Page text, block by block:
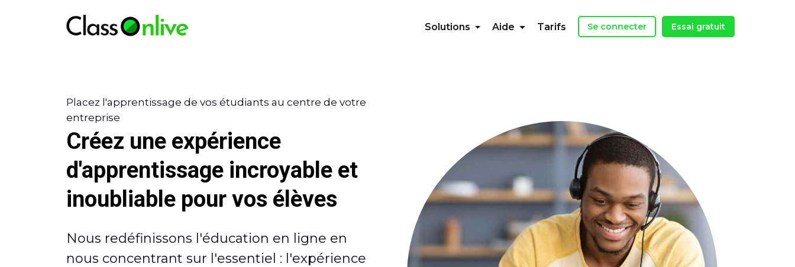
Solutions Aide Tarifs Se connecter Essai gratuit
Placez l'apprentissage de vos étudiants au centre de votre
entreprise
Créez une expérience
d'apprentissage incroyable et
inoubliable pour vos élèves
Nous redéfinissons l'éducation en ligne en
nous concentrant sur l'essentiel : l'expérience